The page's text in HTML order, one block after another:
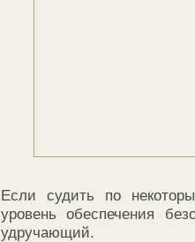
Если судить по
уровень обеспечения
удручающий.